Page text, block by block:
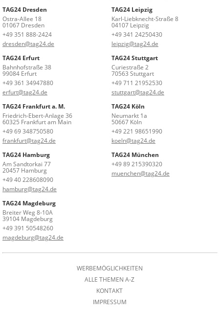
TAG24 Dresden
Ostra-Allee 18
01067 Dresden
+49 351 888-2424
dresden@tag24.de
TAG24 Leipzig
Karl-Liebknecht-Straße 8
04107 Leipzig
+49 341 24250430
leipzig@tag24.de
TAG24 Erfurt
Bahnhofstraße 38
99084 Erfurt
+49 361 34947880
erfurt@tag24.de
TAG24 Stuttgart
Curiestraße 2
70563 Stuttgart
+49 711 21952530
stuttgart@tag24.de
TAG24 Frankfurt a. M.
Friedrich-Ebert-Anlage 36
60325 Frankfurt am Main
+49 69 348750580
frankfurt@tag24.de
TAG24 Köln
Neumarkt 1a
50667 Köln
+49 221 98651990
koeln@tag24.de
TAG24 Hamburg
Am Sandtorkai 77
20457 Hamburg
+49 40 228608090
hamburg@tag24.de
TAG24 München
+49 89 215390320
muenchen@tag24.de
TAG24 Magdeburg
Breiter Weg 8-10A
39104 Magdeburg
+49 391 50548260
magdeburg@tag24.de
WERBEMÖGLICHKEITEN
ALLE THEMEN A-Z
KONTAKT
IMPRESSUM